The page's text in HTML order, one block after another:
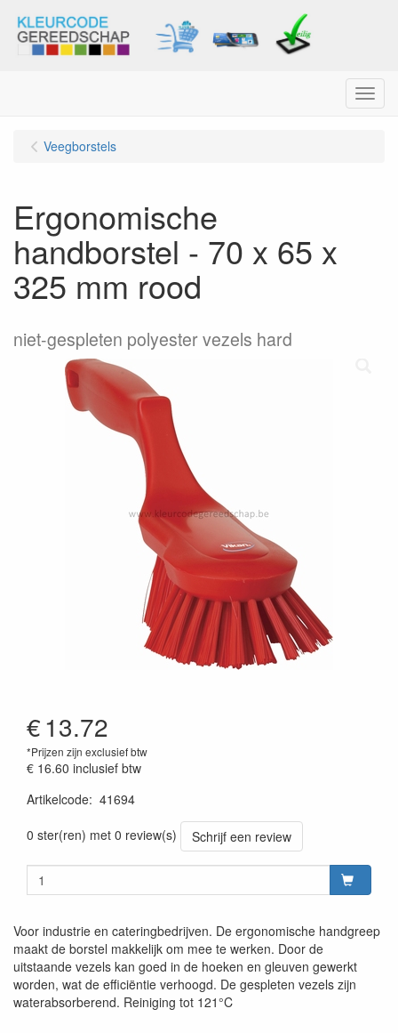
Menu
Veegborstels
Ergonomische
handborstel - 70 x 65 x
325 mm rood
niet-gespleten polyester vezels hard
€13.72
*Prijzen zijn exclusief btw
€ 16.60 inclusief btw
Artikelcode: 41694
0 ster(ren) met 0 review(s)
Schrijf een review
Voor industrie en cateringbedrijven. De ergonomische handgreep
maakt de borstel makkelijk om mee te werken. Door de
uitstaande vezels kan goed in de hoeken en gleuven gewerkt
worden, wat de efficiëntie verhoogd. De gespleten vezels zijn
waterabsorberend. Reiniging tot 121°C